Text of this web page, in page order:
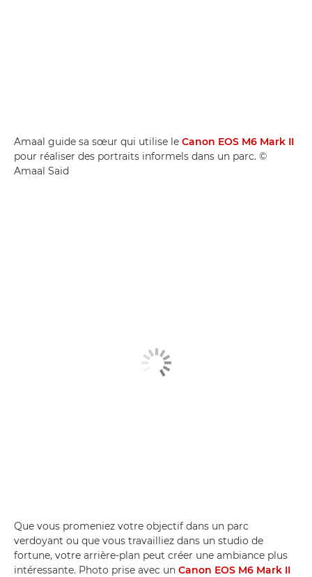
Amaal guide sa sœur qui utilise le Canon EOS M6 Mark II
pour réaliser des portraits informels dans un parc. ©
Amaal Said
Que vous promeniez votre objectif dans un parc
verdoyant ou que vous travailliez dans un studio de
fortune, votre arrière-plan peut créer une ambiance plus
intéressante. Photo prise avec un Canon EOS M6 Mark II